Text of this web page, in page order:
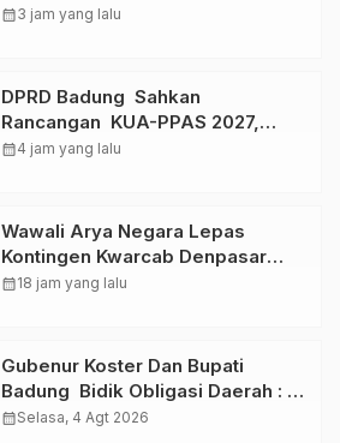
, Taklukkan Jawa Tengah Di
calendar_month3 jam yang lalu
DPRD Badung Sahkan
Rancangan KUA-PPAS 2027,
Anggaran Tembus Lebih Dari
calendar_month4 jam yang lalu
Wawali Arya Negara Lepas
Kontingen Kwarcab Denpasar
Menuju Jambore Nasional XII
calendar_month18 jam yang lalu
Gubenur Koster Dan Bupati
Badung Bidik Obligasi Daerah :
Gaspol Bangun Infrastruktur
calendar_monthSelasa, 4 Agt 2026